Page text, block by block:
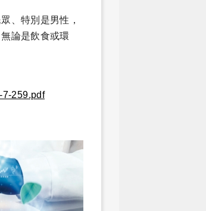
、特別是男性，
論是飲食或環
7-259.pdf